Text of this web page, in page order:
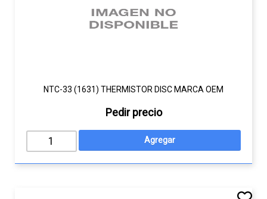
NTC-33 (1631) THERMISTOR DISC MARCA OEM
Pedir precio